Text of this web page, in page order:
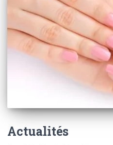
Actualités